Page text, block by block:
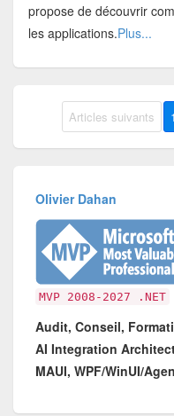
propose de découvrir
les applications.Plus...
Articles suivants 1
Olivier Dahan
MVP 2008-2027 .NET
Audit, Conseil,
AI Integration
MAUI, WPF/WinUI/